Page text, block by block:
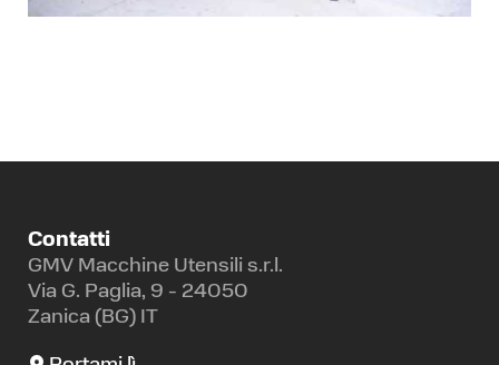
Contatti
GMV Macchine Utensili s.r.l.
Via G. Paglia, 9 - 24050
Zanica (BG) IT